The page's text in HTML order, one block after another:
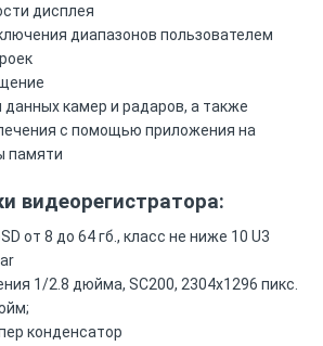
дисплея
диапазонов пользователем
камер и радаров, а также
с помощью приложения на
памяти
видеорегистратора:
от 8 до 64 гб., класс не ниже 10 U3
1/2.8 дюйма, SC200, 2304х1296 пикс.
конденсатор